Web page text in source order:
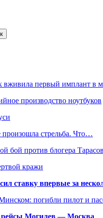
вживила первый имплант в
производство ноутбуков
стрельба. Что…
бой против блогера
кражи
ставку впервые за
погибли пилот и
рейсы Могилев — Москва